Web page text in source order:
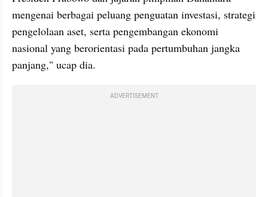
mengenai berbagai peluang penguatan investasi, strategi
pengelolaan aset, serta pengembangan ekonomi
nasional yang berorientasi pada pertumbuhan jangka
panjang," ucap dia.
ADVERTISEMENT